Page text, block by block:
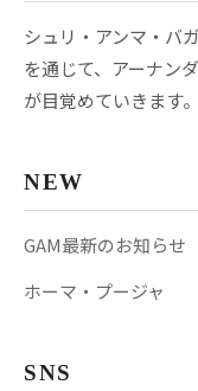
シュリ・アンマ・バ
を通じて、アーナン
が目覚めていきます。
NEW
GAM最新のお知らせ
ホーマ・プージャ
SNS